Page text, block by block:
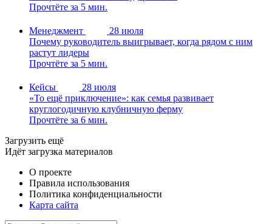
Прочтёте за 5 мин.
Менеджмент
28 июля
Почему руководитель выигрывает, когда рядом с ним
растут лидеры
Прочтёте за 5 мин.
Кейсы
28 июля
«То ещё приключение»: как семья развивает
круглогодичную клубничную ферму
Прочтёте за 6 мин.
Загрузить ещё
Идёт загрузка материалов
О проекте
Правила использования
Политика конфиденциальности
Карта сайта